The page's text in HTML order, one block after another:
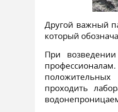
Другой важный
который
При
проходить